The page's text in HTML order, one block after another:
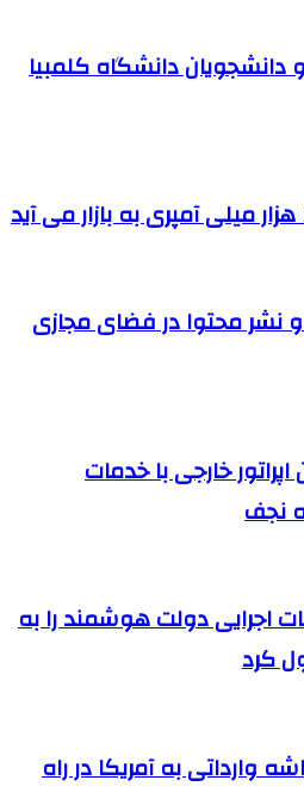
دانشجویان دانشگاه کلمبیا
و نشر محتوا در فضای مجازی
خارجی با خدمات
نجف
اجرایی دولت هوشمند را به
کرد
تراشه وارداتی به آمریکا در راه